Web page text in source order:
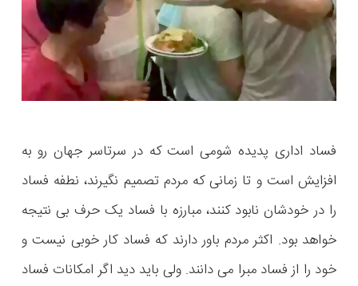
فساد اداری پدیده شومی است که در سرتاسر جهان رو به
افزایش است و تا زمانی که مردم تصمیم نگیرند، نطفه فساد
را در خودشان نابود کنند، مبارزه با فساد یک حرف بی نتیجه
خواهد بود. اکثر مردم باور دارند که فساد کار خوبی نیست و
خود را از فساد مبرا می دانند. ولی باید دید اگر امکانات فساد